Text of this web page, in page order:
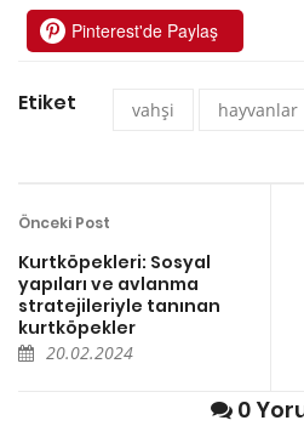
Pinterest'de Paylaş
Etiket vahşi hayvanlar
Önceki Post
Kurtköpekleri: Sosyal
yapıları ve avlanma
stratejileriyle tanınan
kurtköpekler
20.02.2024
0